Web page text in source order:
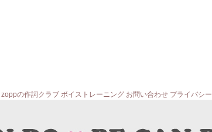
zoppの作詞クラブ ボイストレーニング お問い合わせ プライバシ